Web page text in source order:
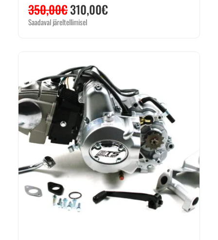
350,00€310,00€
Saadaval järeltellimisel